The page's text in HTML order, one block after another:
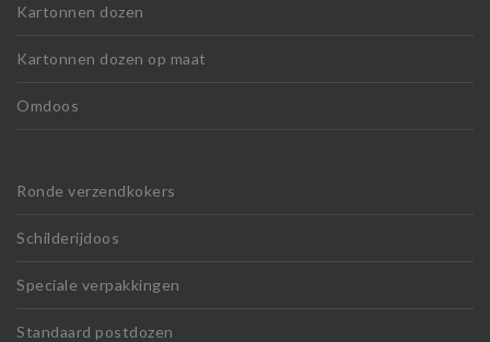
Kartonnen dozen
Kartonnen dozen op maat
Omdoos
Ronde verzendkokers
Schilderijdoos
Speciale verpakkingen
Standaard postdozen